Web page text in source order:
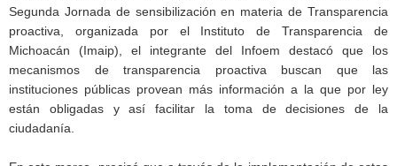
Segunda Jornada de sensibilización en materia de Transparencia
proactiva, organizada por el Instituto de Transparencia de
Michoacán (Imaip), el integrante del Infoem destacó que los
mecanismos de transparencia proactiva buscan que las
instituciones públicas provean más información a la que por ley
están obligadas y así facilitar la toma de decisiones de la
ciudadanía.